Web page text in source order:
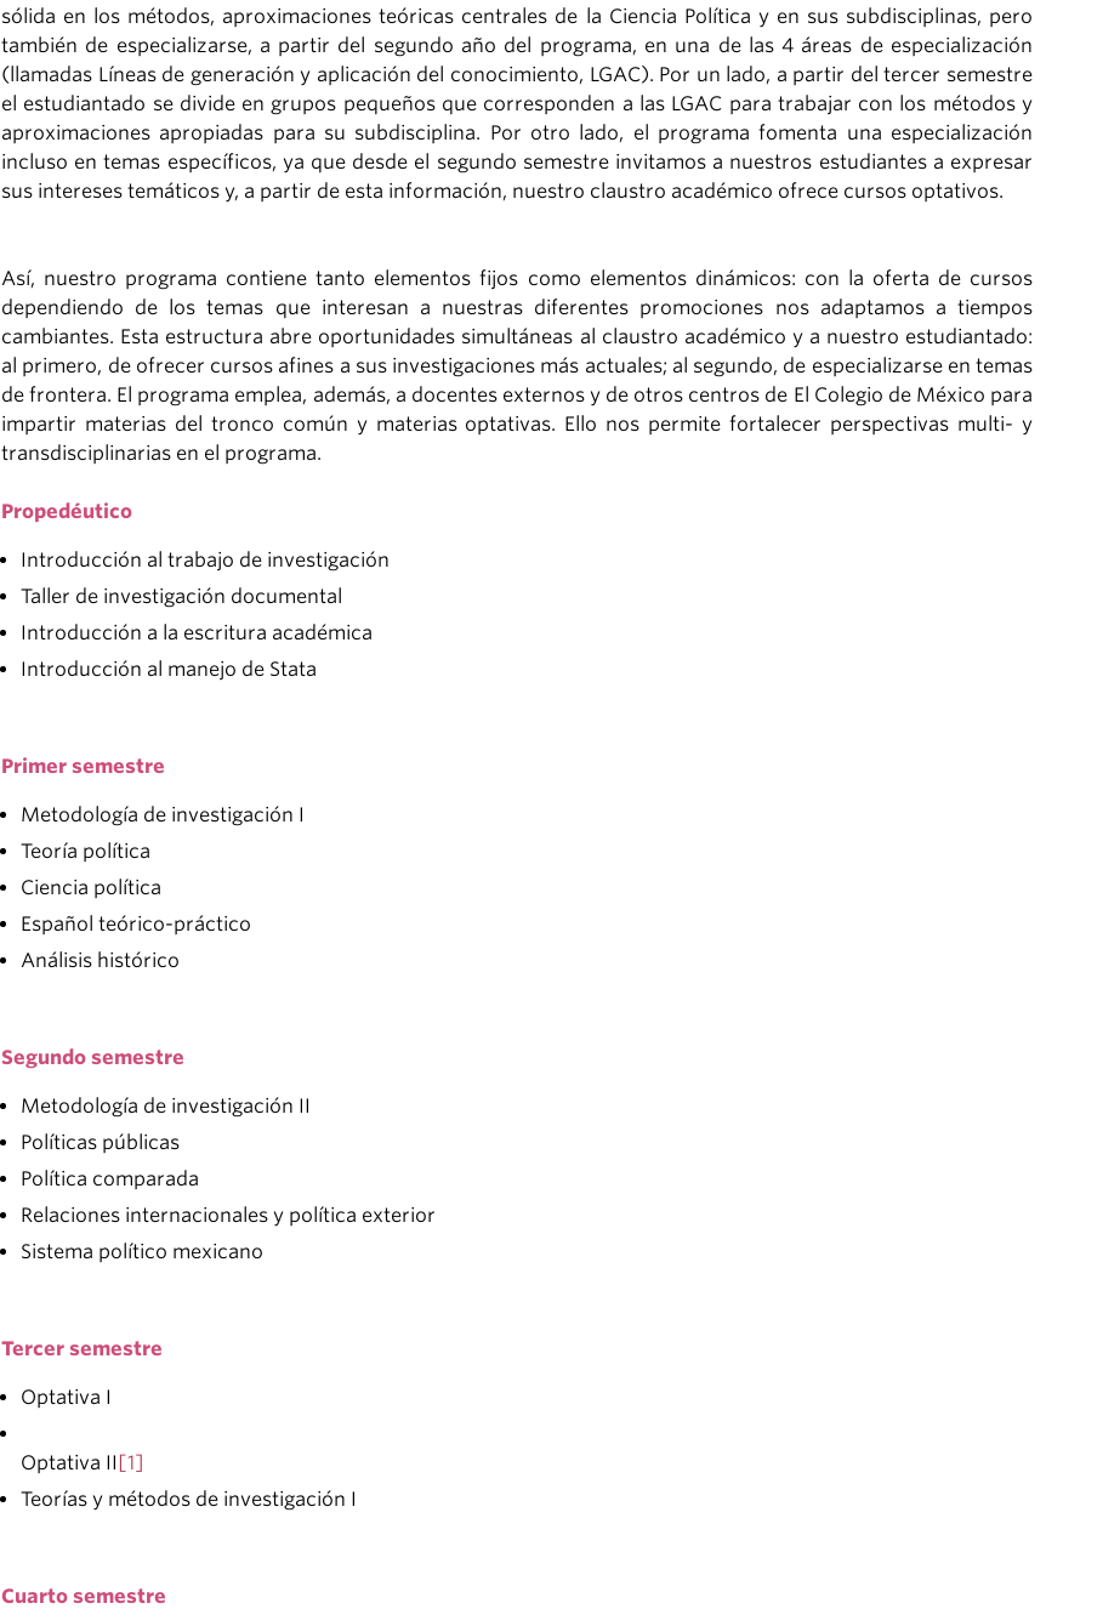
sólida en los métodos, aproximaciones teóricas centrales de la Ciencia Política y en sus subdisciplinas, pero
también de especializarse, a partir del segundo año del programa, en una de las 4 áreas de especialización
(llamadas Líneas de generación y aplicación del conocimiento, LGAC). Por un lado, a partir del tercer semestre
el estudiantado se divide en grupos pequeños que corresponden a las LGAC para trabajar con los métodos y
aproximaciones apropiadas para su subdisciplina. Por otro lado, el programa fomenta una especialización
incluso en temas específicos, ya que desde el segundo semestre invitamos a nuestros estudiantes a expresar
sus intereses temáticos y, a partir de esta información, nuestro claustro académico ofrece cursos optativos.
Así, nuestro programa contiene tanto elementos fijos como elementos dinámicos: con la oferta de cursos
dependiendo de los temas que interesan a nuestras diferentes promociones nos adaptamos a tiempos
cambiantes. Esta estructura abre oportunidades simultáneas al claustro académico y a nuestro estudiantado:
al primero, de ofrecer cursos afines a sus investigaciones más actuales; al segundo, de especializarse en temas
de frontera. El programa emplea, además, a docentes externos y de otros centros de El Colegio de México para
impartir materias del tronco común y materias optativas. Ello nos permite fortalecer perspectivas multi- y
transdisciplinarias en el programa.
Propedéutico
Introducción al trabajo de investigación
Taller de investigación documental
Introducción a la escritura académica
Introducción al manejo de Stata
Primer semestre
Metodología de investigación I
Teoría política
Ciencia política
Español teórico-práctico
Análisis histórico
Segundo semestre
Metodología de investigación II
Políticas públicas
Política comparada
Relaciones internacionales y política exterior
Sistema político mexicano
Tercer semestre
Optativa I
Optativa II [1]
Teorías y métodos de investigación I
Cuarto semestre